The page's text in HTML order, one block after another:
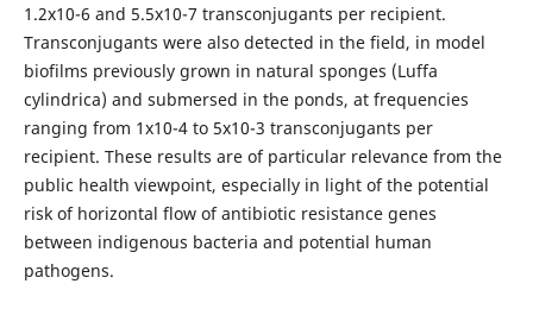
1.2x10-6 and 5.5x10-7 transconjugants per recipient.
Transconjugants were also detected in the field, in model
biofilms previously grown in natural sponges (Luffa
cylindrica) and submersed in the ponds, at frequencies
ranging from 1x10-4 to 5x10-3 transconjugants per
recipient. These results are of particular relevance from the
public health viewpoint, especially in light of the potential
risk of horizontal flow of antibiotic resistance genes
between indigenous bacteria and potential human
pathogens.